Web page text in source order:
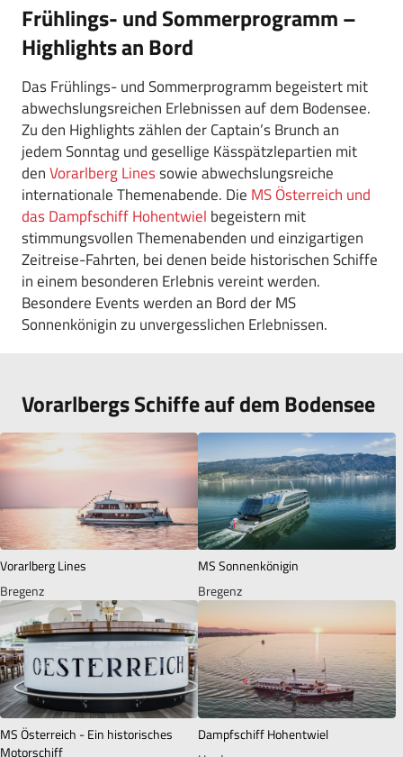
Frühlings- und Sommerprogramm –
Highlights an Bord
Das Frühlings- und Sommerprogramm begeistert mit
abwechslungsreichen Erlebnissen auf dem Bodensee.
Zu den Highlights zählen der Captain’s Brunch an
jedem Sonntag und gesellige Kässpätzlepartien mit
denVorarlberg Linessowie abwechslungsreiche
internationale Themenabende. Die MS Österreich und
das Dampfschiff Hohentwiel begeistern mit
stimmungsvollen Themenabenden und einzigartigen
Zeitreise-Fahrten, bei denen beide historischen Schiffe
in einem besonderen Erlebnis vereint werden.
Besondere Events werden an Bord der MS
Sonnenkönigin zu unvergesslichen Erlebnissen.
Vorarlbergs Schiffe auf dem Bodensee
Vorarlberg Lines
Bregenz
MS Sonnenkönigin
Bregenz
MS Österreich - Ein historisches
Motorschiff
Dampfschiff Hohentwiel